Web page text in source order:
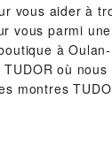
vous aider à
vous parmi
à
où nous
montres